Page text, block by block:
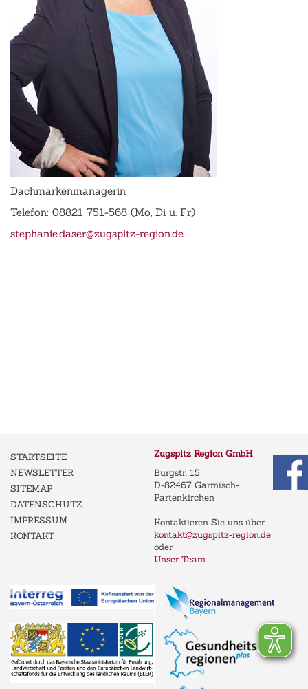
Dachmarkenmanagerin
Telefon: 08821 751-568 (Mo, Di u. Fr)
stephanie.daser@zugspitz-region.de
STARTSEITE
NEWSLETTER
SITEMAP
DATENSCHUTZ
IMPRESSUM
KONTAKT
Zugspitz Region GmbH
Burgstr. 15
D-82467 Garmisch-
Partenkirchen
Kontaktieren Sie uns über
kontakt@zugspitz-region.de
oder
Unser Team